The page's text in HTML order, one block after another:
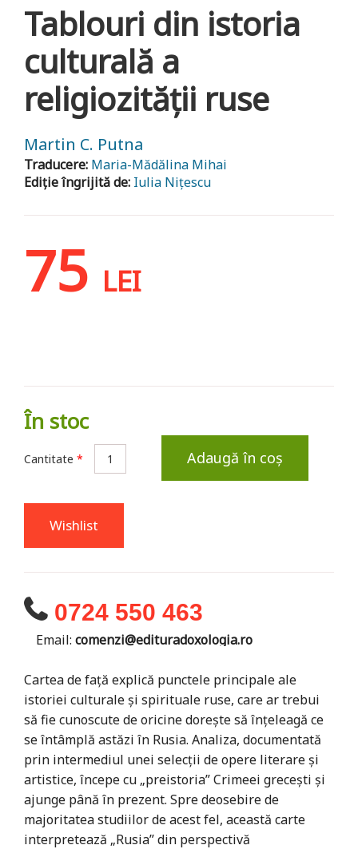
Tablouri din istoria
culturală a
religiozităţii ruse
Martin C. Putna
Traducere: Maria-Mădălina Mihai
Ediție îngrijită de: Iulia Nițescu
75 LEI
În stoc
Cantitate * Adaugă în coș
Wishlist
0724 550 463
Email: comenzi@edituradoxologia.ro
Cartea de față explică punctele principale ale
istoriei culturale și spirituale ruse, care ar trebui
să fie cunoscute de oricine dorește să înțeleagă ce
se întâmplă astăzi în Rusia. Analiza, documentată
prin intermediul unei selecții de opere literare și
artistice, începe cu „preistoria” Crimeei grecești și
ajunge până în prezent. Spre deosebire de
majoritatea studiilor de acest fel, această carte
interpretează „Rusia” din perspectivă